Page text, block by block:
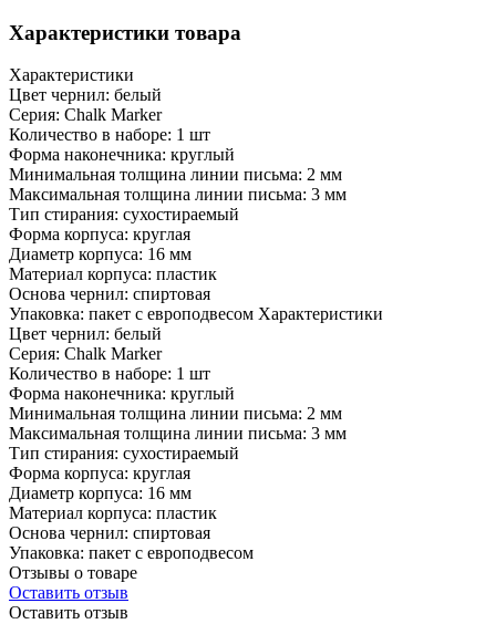
Характеристики товара
Характеристики
Цвет чернил: белый
Серия: Chalk Marker
Количество в наборе: 1 шт
Форма наконечника: круглый
Минимальная толщина линии письма: 2 мм
Максимальная толщина линии письма: 3 мм
Тип стирания: сухостираемый
Форма корпуса: круглая
Диаметр корпуса: 16 мм
Материал корпуса: пластик
Основа чернил: спиртовая
Упаковка: пакет с европодвесом Характеристики
Цвет чернил: белый
Серия: Chalk Marker
Количество в наборе: 1 шт
Форма наконечника: круглый
Минимальная толщина линии письма: 2 мм
Максимальная толщина линии письма: 3 мм
Тип стирания: сухостираемый
Форма корпуса: круглая
Диаметр корпуса: 16 мм
Материал корпуса: пластик
Основа чернил: спиртовая
Упаковка: пакет с европодвесом
Отзывы о товаре
Оставить отзыв
Оставить отзыв